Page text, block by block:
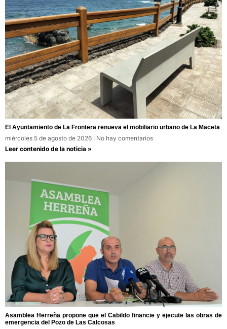
El Ayuntamiento de La Frontera renueva el mobiliario urbano de La Maceta
miércoles 5 de agosto de 2026
No hay comentarios
Leer contenido de la noticia »
Asamblea Herreña propone que el Cabildo financie y ejecute las obras de
emergencia del Pozo de Las Calcosas